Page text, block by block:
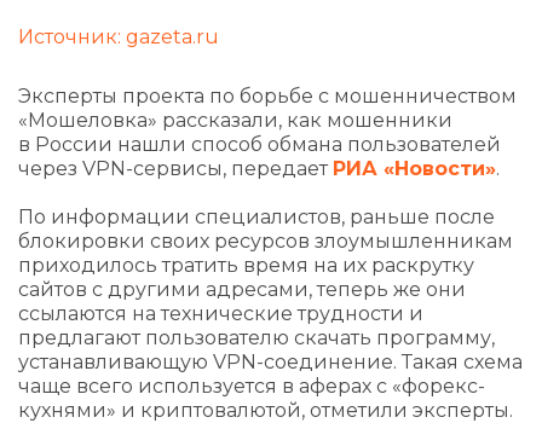
Источник: gazeta.ru
Эксперты проекта по борьбе с мошенничеством
«Мошеловка» рассказали, как мошенники
в России нашли способ обмана пользователей
через VPN-сервисы, передает РИА «Новости».
По информации специалистов, раньше после
блокировки своих ресурсов злоумышленникам
приходилось тратить время на их раскрутку
сайтов с другими адресами, теперь же они
ссылаются на технические трудности и
предлагают пользователю скачать программу,
устанавливающую VPN-соединение. Такая схема
чаще всего используется в аферах с «форекс-
кухнями» и криптовалютой, отметили эксперты.